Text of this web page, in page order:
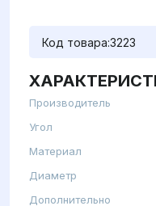
Код товара:3223
Производитель
Угол
Материал
Диаметр
Дополнительно